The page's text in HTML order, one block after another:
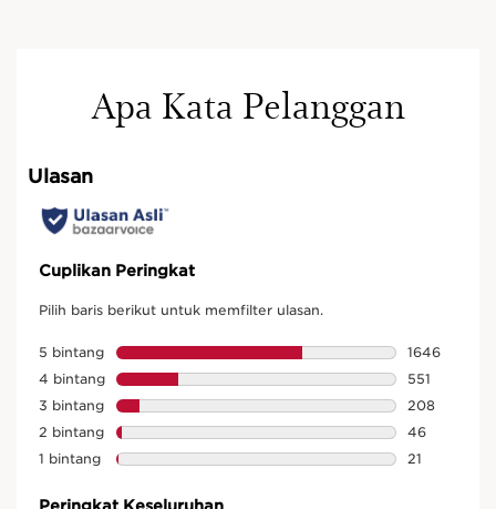
Apa Kata Pelanggan